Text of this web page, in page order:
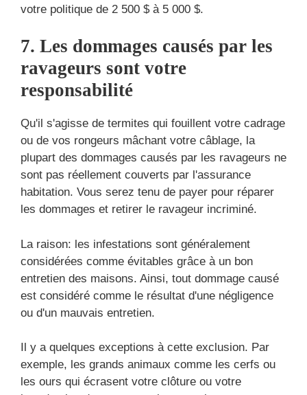
votre politique de 2 500 $ à 5 000 $.
7. Les dommages causés par les
ravageurs sont votre
responsabilité
Qu'il s'agisse de termites qui fouillent votre cadrage
ou de vos rongeurs mâchant votre câblage, la
plupart des dommages causés par les ravageurs ne
sont pas réellement couverts par l'assurance
habitation. Vous serez tenu de payer pour réparer
les dommages et retirer le ravageur incriminé.
La raison: les infestations sont généralement
considérées comme évitables grâce à un bon
entretien des maisons. Ainsi, tout dommage causé
est considéré comme le résultat d'une négligence
ou d'un mauvais entretien.
Il y a quelques exceptions à cette exclusion. Par
exemple, les grands animaux comme les cerfs ou
les ours qui écrasent votre clôture ou votre